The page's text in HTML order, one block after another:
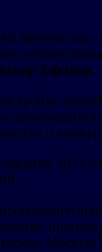
в
Ефимов.
и
2021
Москвы